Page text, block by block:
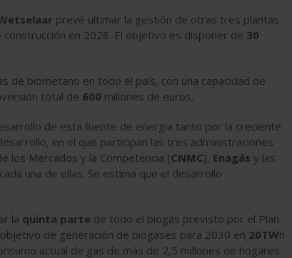
prevé ul­timar la ges­tión de otras tres plantas
en 2028. El ob­je­tivo es dis­poner de 30
de biometano en todo el país, con una capacidad de
total de 600 millones de euros.
de esta fuente de energía tanto por la creciente
en el que participan las tres administraciones
los Mercados y la Competencia (CNMC), Enagás y las
una de ellas. Se estima que el desarrollo
la quinta parte de todo el biogás previsto por el Plan
de generación de biogases para 2030 en 20TWh
actual de gas de más de 2,5 millones de hogares.